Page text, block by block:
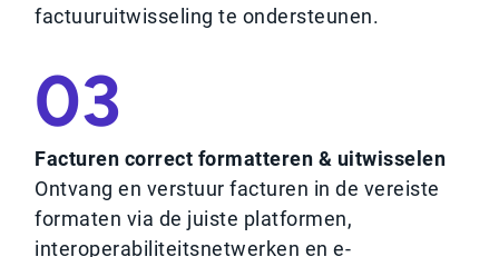
factuuruitwisseling te ondersteunen.
03
Facturen correct formatteren & uitwisselen
Ontvang en verstuur facturen in de vereiste
formaten via de juiste platformen,
interoperabiliteitsnetwerken en e-